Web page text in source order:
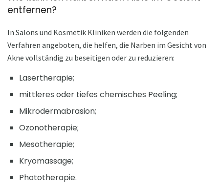
entfernen?
In Salons und Kosmetik Kliniken werden die folgenden
Verfahren angeboten, die helfen, die Narben im Gesicht von
Akne vollständig zu beseitigen oder zu reduzieren:
Lasertherapie;
mittleres oder tiefes chemisches Peeling;
Mikrodermabrasion;
Ozonotherapie;
Mesotherapie;
Kryomassage;
Phototherapie.